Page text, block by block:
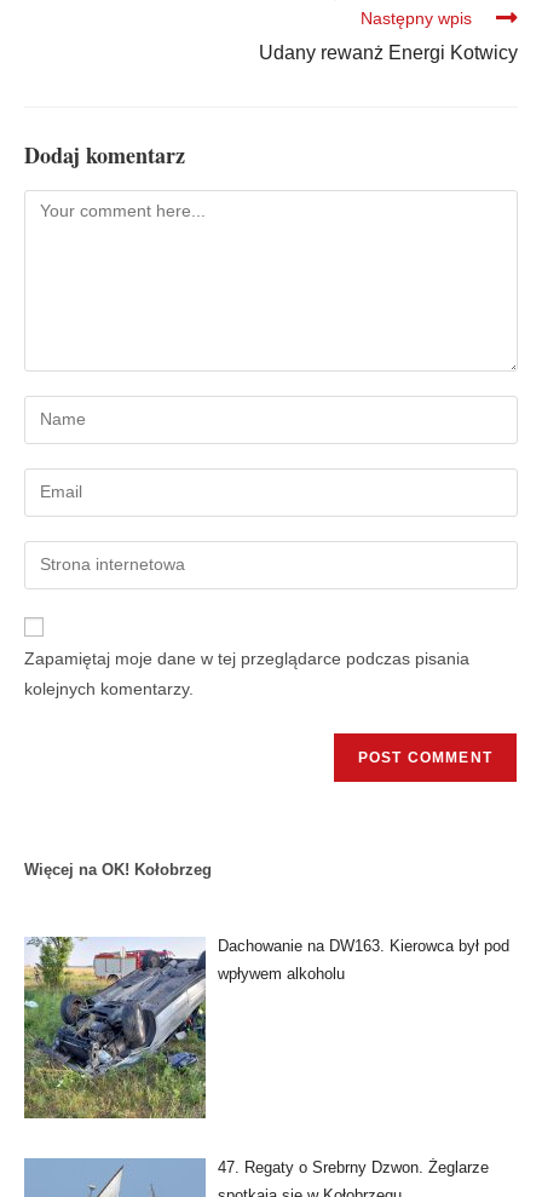
Następny wpis
Udany rewanż Energi Kotwicy
Dodaj komentarz
Zapamiętaj moje dane w tej przeglądarce podczas pisania
kolejnych komentarzy.
Więcej na OK! Kołobrzeg
Dachowanie na DW163. Kierowca był pod
wpływem alkoholu
47. Regaty o Srebrny Dzwon. Żeglarze